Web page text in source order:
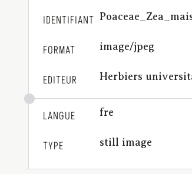
IDENTIFIANT
FORMAT image/jpeg
EDITEUR Herbiers
LANGUE fre
TYPE still image